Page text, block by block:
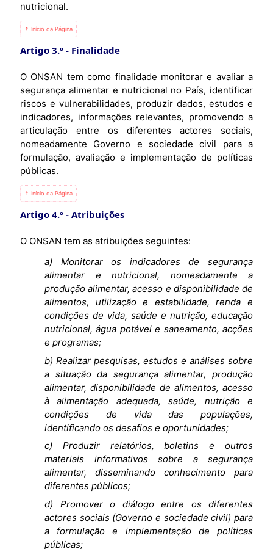
nutricional.
⇡ Início da Página
Artigo 3.º Finalidade
O ONSAN tem como finalidade monitorar e avaliar a
segurança alimentar e nutricional no País, identificar
riscos e vulnerabilidades, produzir dados, estudos e
indicadores, informações relevantes, promovendo a
articulação entre os diferentes actores sociais,
nomeadamente Governo e sociedade civil para a
formulação, avaliação e implementação de políticas
públicas.
⇡ Início da Página
Artigo 4.º Atribuições
O ONSAN tem as atribuições seguintes:
a) Monitorar os indicadores de segurança
alimentar e nutricional, nomeadamente a
produção alimentar, acesso e disponibilidade de
alimentos, utilização e estabilidade, renda e
condições de vida, saúde e nutrição, educação
nutricional, água potável e saneamento, acções
e programas;
b) Realizar pesquisas, estudos e análises sobre
a situação da segurança alimentar, produção
alimentar, disponibilidade de alimentos, acesso
à alimentação adequada, saúde, nutrição e
condições de vida das populações,
identificando os desafios e oportunidades;
c) Produzir relatórios, boletins e outros
materiais informativos sobre a segurança
alimentar, disseminando conhecimento para
diferentes públicos;
d) Promover o diálogo entre os diferentes
actores sociais (Governo e sociedade civil) para
a formulação e implementação de políticas
públicas;